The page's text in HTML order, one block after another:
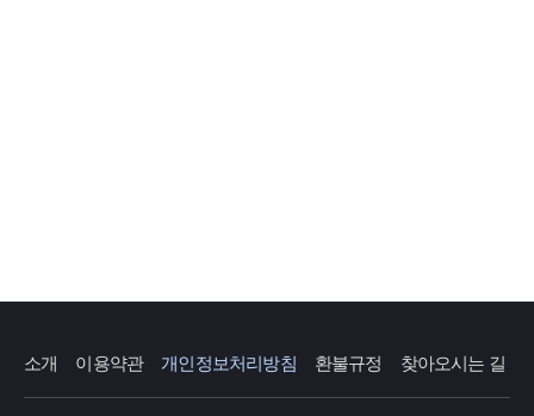
소개 이용약관 개인정보처리방침 환불규정 찾아오시는 길